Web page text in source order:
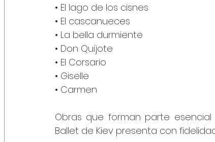
• El lago de los cisnes
• El cascanueces
• La bella durmiente
• Don Quijote
• El Corsario
• Giselle
• Carmen
Obras que forman parte
Ballet de Kiev presenta con